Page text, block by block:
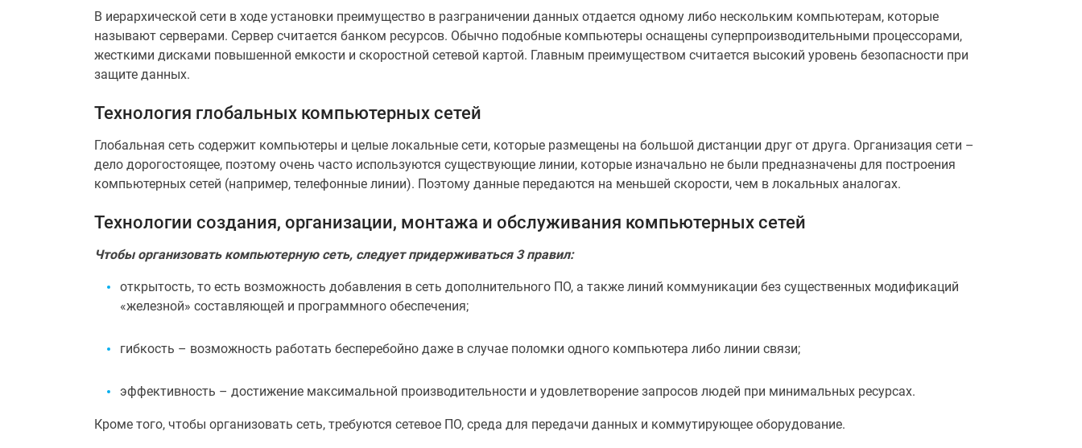
В иерархической сети в ходе установки преимущество в разграничении данных отдается одному либо нескольким компьютерам, которые
называют серверами. Сервер считается банком ресурсов. Обычно подобные компьютеры оснащены суперпроизводительными процессорами,
жесткими дисками повышенной емкости и скоростной сетевой картой. Главным преимуществом считается высокий уровень безопасности при
защите данных.
Технология глобальных компьютерных сетей
Глобальная сеть содержит компьютеры и целые локальные сети, которые размещены на большой дистанции друг от друга. Организация сети –
дело дорогостоящее, поэтому очень часто используются существующие линии, которые изначально не были предназначены для построения
компьютерных сетей (например, телефонные линии). Поэтому данные передаются на меньшей скорости, чем в локальных аналогах.
Технологии создания, организации, монтажа и обслуживания компьютерных сетей
Чтобы организовать компьютерную сеть, следует придерживаться 3 правил:
открытость, то есть возможность добавления в сеть дополнительного ПО, а также линий коммуникации без существенных модификаций
«железной» составляющей и программного обеспечения;
гибкость – возможность работать бесперебойно даже в случае поломки одного компьютера либо линии связи;
эффективность – достижение максимальной производительности и удовлетворение запросов людей при минимальных ресурсах.
Кроме того, чтобы организовать сеть, требуются сетевое ПО, среда для передачи данных и коммутирующее оборудование.